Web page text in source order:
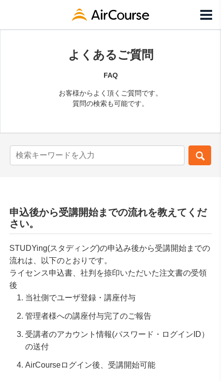
よくあるご質問
FAQ
お客様からよく頂くご質問です。
質問の検索も可能です。
申込後から受講開始までの流れを教えてくだ
さい。
STUDYing(スタディング)の申込み後から受講開始までの
流れは、以下のとおりです。
ライセンス申込書、社判を捺印いただいた注文書の受領
後
当社側でユーザ登録・講座付与
管理者様への講座付与完了のご報告
受講者のアカウント情報(パスワード・ログインID）
の送付
AirCourseログイン後、受講開始可能